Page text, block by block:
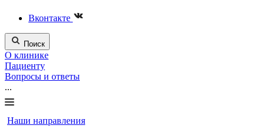
Вконтакте
Поиск
О клинике
Пациенту
Вопросы и ответы
...
Наши направления